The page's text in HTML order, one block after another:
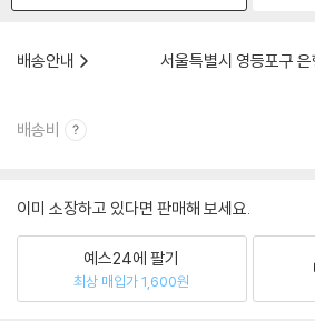
배송안내
서울특별시 영등포구
배송비
이미 소장하고 있다면 판매해 보세요.
예스24에 팔기
최상 매입가 1,600원